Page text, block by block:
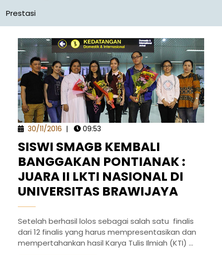
Prestasi
30/11/2016 | 09:53
SISWI SMAGB KEMBALI
BANGGAKAN PONTIANAK :
JUARA II LKTI NASIONAL DI
UNIVERSITAS BRAWIJAYA
Setelah berhasil lolos sebagai salah satu finalis
dari 12 finalis yang harus mempresentasikan dan
mempertahankan hasil Karya Tulis Ilmiah (KTI) ...